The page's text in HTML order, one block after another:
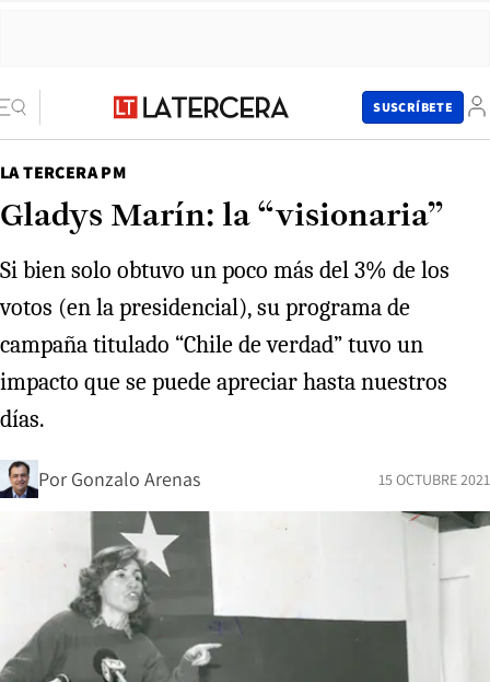
SUSCRÍBETE
LA TERCERA PM
Gladys Marín: la “visionaria”
Si bien solo obtuvo un poco más del 3% de los
votos (en la presidencial), su programa de
campaña titulado “Chile de verdad” tuvo un
impacto que se puede apreciar hasta nuestros
días.
Por Gonzalo Arenas 15 OCTUBRE 2021